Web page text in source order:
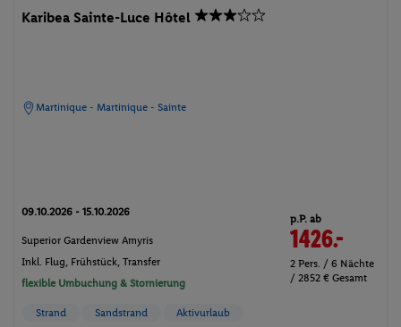
Karibea Sainte-Luce Hôtel
Martinique - Martinique - Sainte
09.10.2026 - 15.10.2026
Superior Gardenview Amyris
Inkl. Flug, Frühstück, Transfer
flexible Umbuchung & Stornierung
p.P. ab
1426.-
2 Pers. / 6 Nächte
/ 2852 € Gesamt
Strand Sandstrand Aktivurlaub